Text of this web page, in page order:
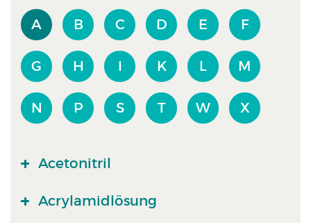
A B C D E F
G H I K L M
N P S T W X
Acetonitril
Acrylamidlösung